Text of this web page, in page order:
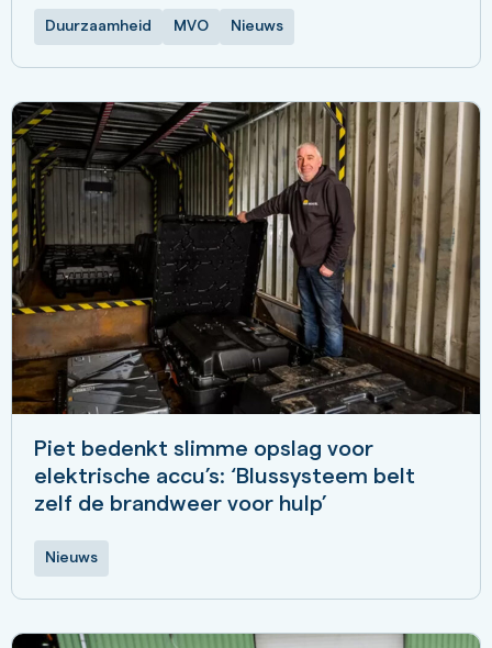
Duurzaamheid MVO Nieuws
Piet bedenkt slimme opslag voor
elektrische accu’s: ‘Blussysteem belt
zelf de brandweer voor hulp’
Nieuws